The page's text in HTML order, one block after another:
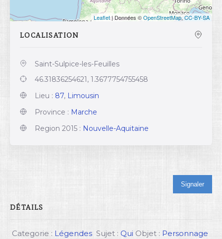
Leaflet| Données ©OpenStreetMap,CC-BY-SA
LOCALISATION
Saint-Sulpice-les-Feuilles
46.31836254621, 1.3677754755458
Lieu : 87, Limousin
Province : Marche
Region 2015 : Nouvelle-Aquitaine
Signaler
DÉTAILS
Categorie : Légendes Sujet : Qui Objet : Personnage